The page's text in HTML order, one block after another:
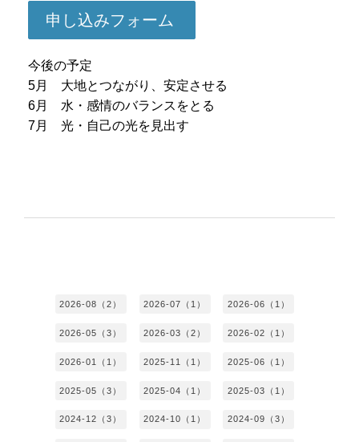
申し込みフォーム
今後の予定
5月 大地とつながり、安定させる
6月 水・感情のバランスをとる
7月 光・自己の光を見出す
2026-08（2） 2026-07（1） 2026-06（1）
2026-05（3） 2026-03（2） 2026-02（1）
2026-01（1） 2025-11（1） 2025-06（1）
2025-05（3） 2025-04（1） 2025-03（1）
2024-12（3） 2024-10（1） 2024-09（3）